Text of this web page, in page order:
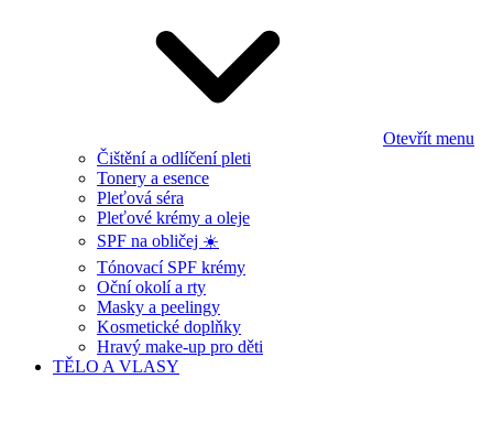
Otevřít menu
Čištění a odlíčení pleti
Tonery a esence
Pleťová séra
Pleťové krémy a oleje
SPF na obličej ☀️
Tónovací SPF krémy
Oční okolí a rty
Masky a peelingy
Kosmetické doplňky
Hravý make-up pro děti
TĚLO A VLASY